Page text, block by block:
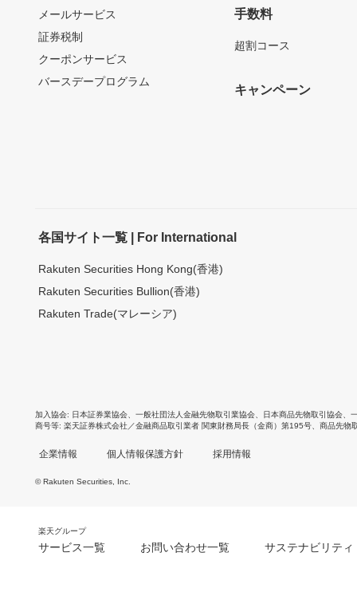
メールサービス
証券税制
クーポンサービス
バースデープログラム
手数料
超割コース
キャンペーン
各国サイト一覧 | For International
Rakuten Securities Hong Kong(香港)
Rakuten Securities Bullion(香港)
Rakuten Trade(マレーシア)
加入協会 日本証券業協会 一般社団法人金融先物取引業協会 日本商品先物取引協会
商号等 楽天証券株式会社／金融商品取引業者 関東財務局長（金商）第195号、商品先物
企業情報 個人情報保護方針 採用情報
© Rakuten Securities, Inc.
楽天グループ
サービス一覧 お問い合わせ一覧 サステナビリティ